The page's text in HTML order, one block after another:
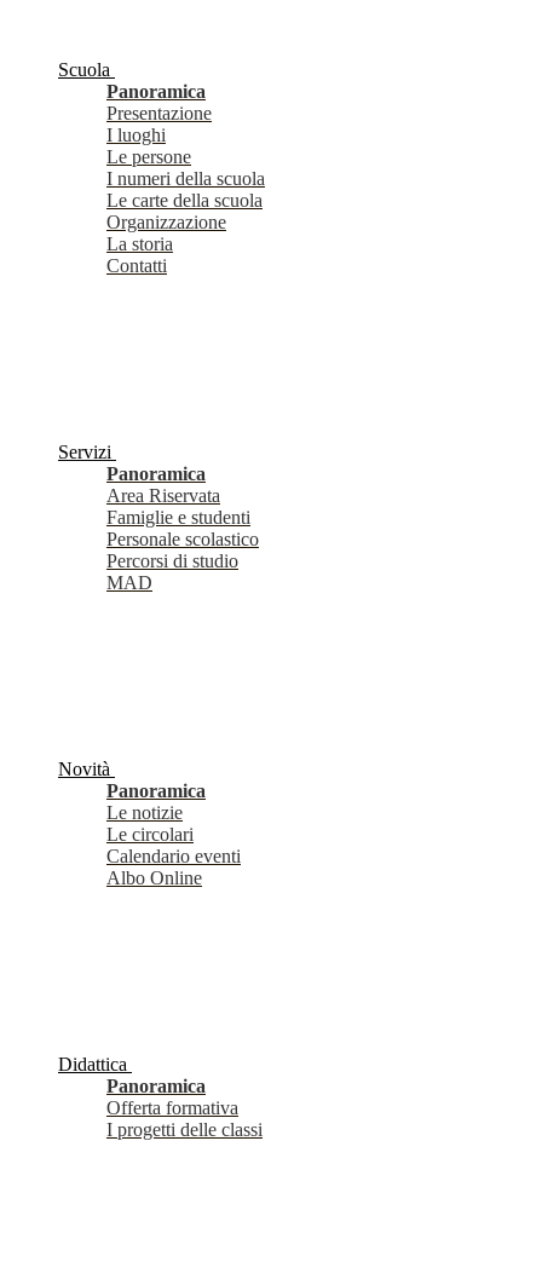
Scuola
Panoramica
Presentazione
I luoghi
Le persone
I numeri della scuola
Le carte della scuola
Organizzazione
La storia
Contatti
Servizi
Panoramica
Area Riservata
Famiglie e studenti
Personale scolastico
Percorsi di studio
MAD
Novità
Panoramica
Le notizie
Le circolari
Calendario eventi
Albo Online
Didattica
Panoramica
Offerta formativa
I progetti delle classi